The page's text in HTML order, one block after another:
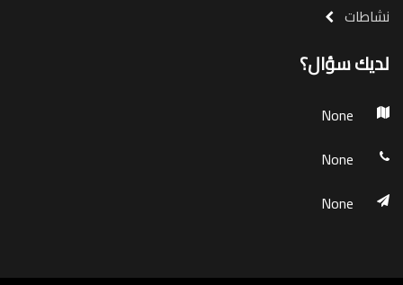
نشاطات
لديك سؤال؟
None
None
None